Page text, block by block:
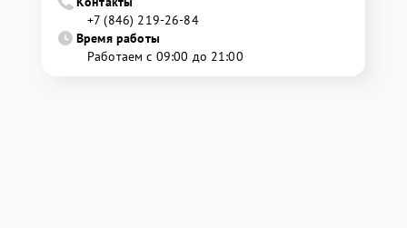
+7 (846) 219-26-84
Время работы
Работаем с 09:00 до 21:00